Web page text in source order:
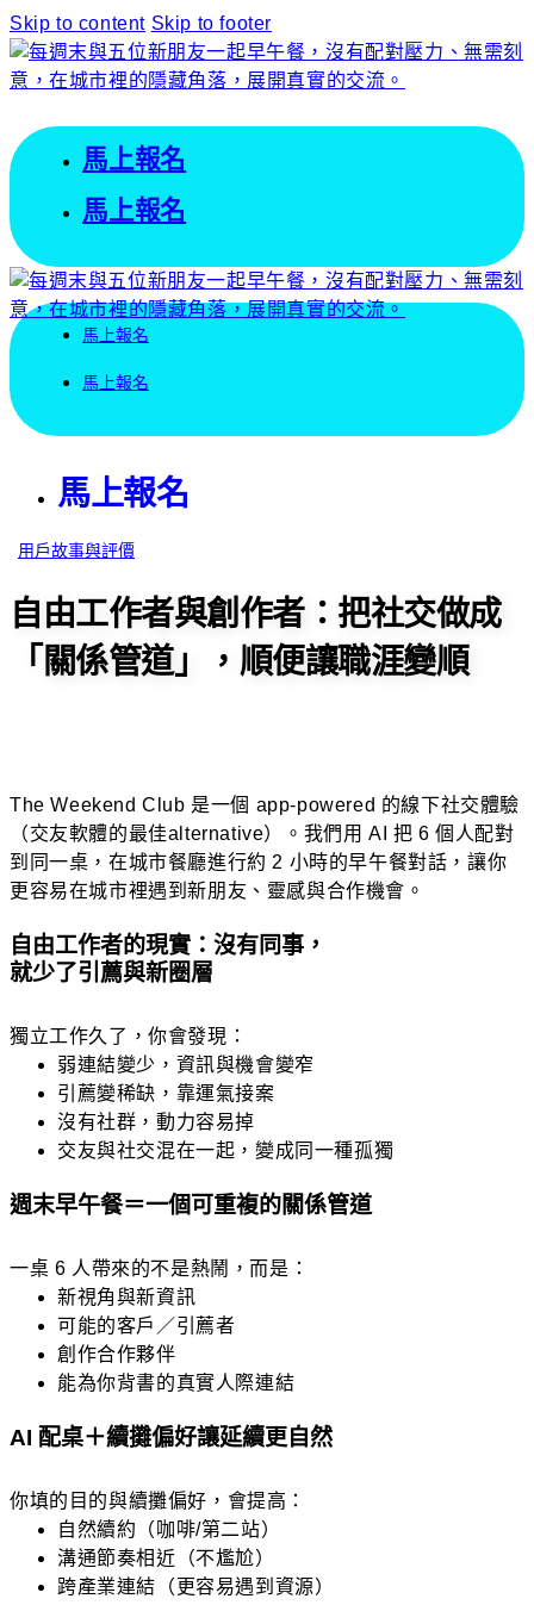
Skip to content Skip to footer
馬上報名
馬上報名
馬上報名
馬上報名
馬上報名
用戶故事與評價
自由工作者與創作者：把社交做成
「關係管道」，順便讓職涯變順
The Weekend Club 是一個 app-powered 的線下社交體驗
（交友軟體的最佳alternative）。我們用 AI 把 6 個人配對
到同一桌，在城市餐廳進行約 2 小時的早午餐對話，讓你
更容易在城市裡遇到新朋友、靈感與合作機會。
自由工作者的現實：沒有同事，
就少了引薦與新圈層
獨立工作久了，你會發現：
弱連結變少，資訊與機會變窄
引薦變稀缺，靠運氣接案
沒有社群，動力容易掉
交友與社交混在一起，變成同一種孤獨
週末早午餐＝一個可重複的關係管道
一桌 6 人帶來的不是熱鬧，而是：
新視角與新資訊
可能的客戶／引薦者
創作合作夥伴
能為你背書的真實人際連結
AI 配桌＋續攤偏好讓延續更自然
你填的目的與續攤偏好，會提高：
自然續約（咖啡/第二站）
溝通節奏相近（不尷尬）
跨產業連結（更容易遇到資源）